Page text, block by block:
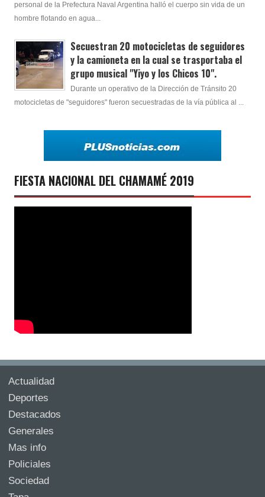
personal de la Prefectura Naval Argentina halló el cuerpo sin vida de un
hombre flotando en agua...
Secuestran 20 motocicletas de seguidores
y la camioneta en la cual se trasportaba el
grupo musical "Yiyo y los Chicos 10".
Durante un operativo de la Dirección de Tránsito 20
motocicletas de "seguidores" fueron secuestradas de la vía pública al ...
FIESTA NACIONAL DEL CHAMAMÉ 2019
Actualidad
Deportes
Destacados
Generales
Mas info
Policiales
Sociedad